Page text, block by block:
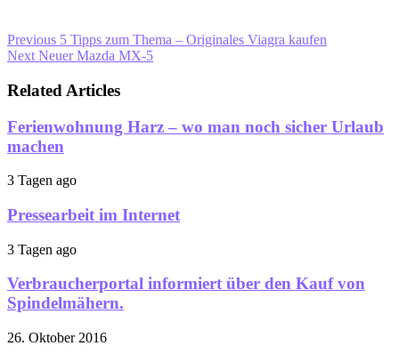
Previous 5 Tipps zum Thema – Originales Viagra kaufen
Next Neuer Mazda MX-5
Related Articles
Ferienwohnung Harz – wo man noch sicher Urlaub
machen
3 Tagen ago
Pressearbeit im Internet
3 Tagen ago
Verbraucherportal informiert über den Kauf von
Spindelmähern.
26. Oktober 2016